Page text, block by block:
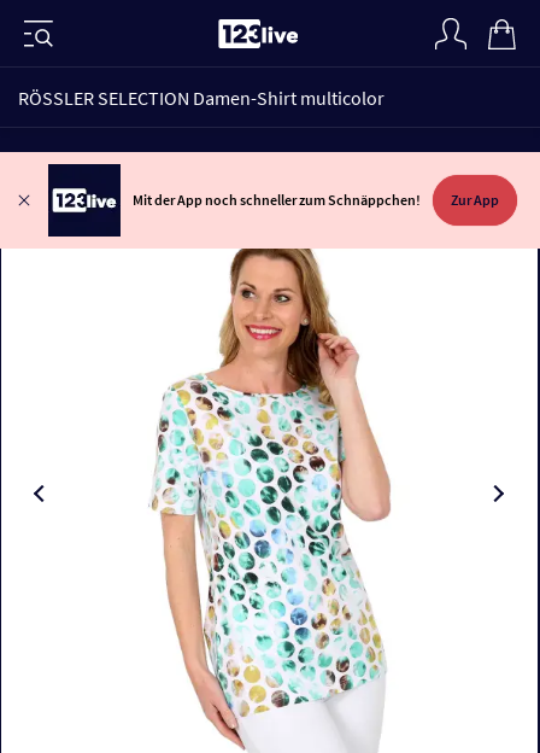
RÖSSLER SELECTION Damen-Shirt multicolor
Mit der App noch schneller zum Schnäppchen! Zur App